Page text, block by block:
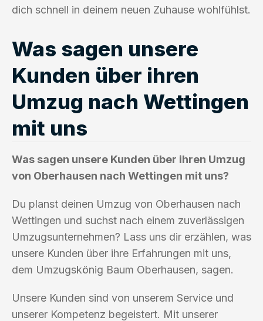
dich schnell in deinem neuen Zuhause wohlfühlst.
Was sagen unsere
Kunden über ihren
Umzug nach Wettingen
mit uns
Was sagen unsere Kunden über ihren Umzug
von Oberhausen nach Wettingen mit uns?
Du planst deinen Umzug von Oberhausen nach
Wettingen und suchst nach einem zuverlässigen
Umzugsunternehmen? Lass uns dir erzählen, was
unsere Kunden über ihre Erfahrungen mit uns,
dem Umzugskönig Baum Oberhausen, sagen.
Unsere Kunden sind von unserem Service und
unserer Kompetenz begeistert. Mit unserer